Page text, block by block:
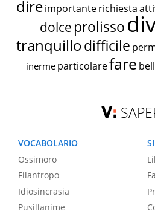
dire importante richiesta
dolce prolisso
tranquillodifficile
inerme particolarefare
VOCABOLARIO
Ossimoro
Filantropo
Idiosincrasia
Pusillanime